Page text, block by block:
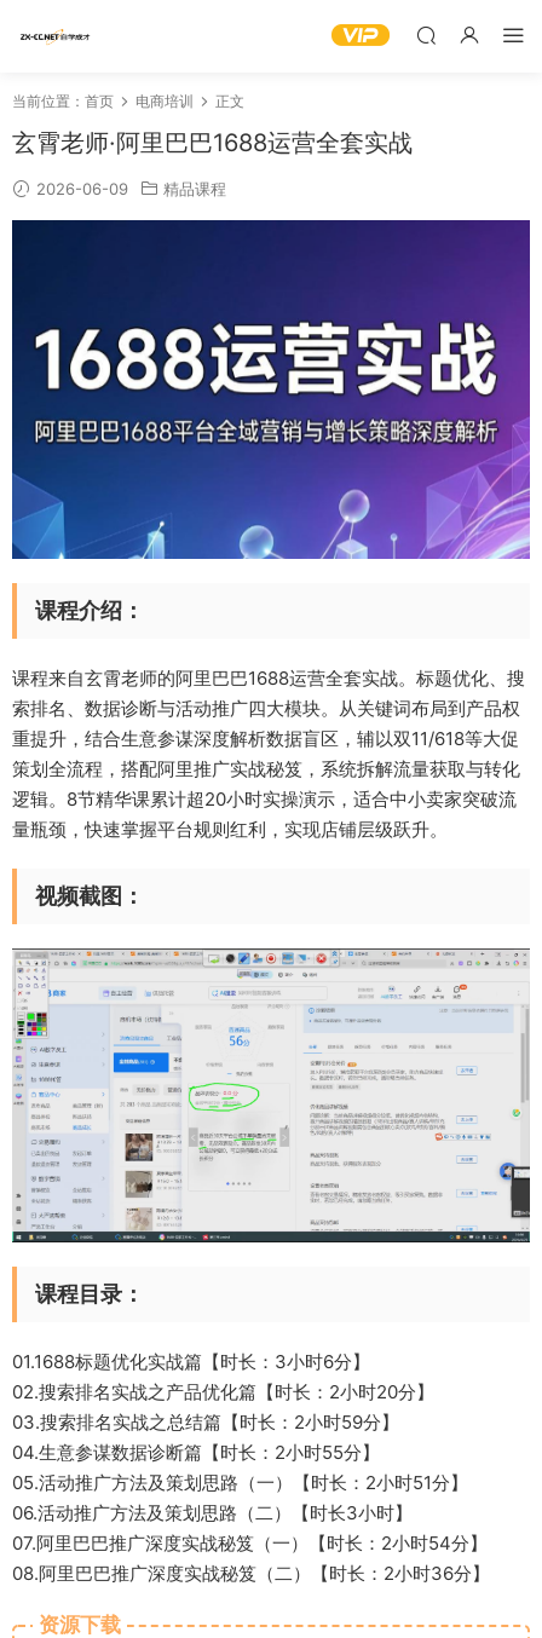
当前位置： 首页 电商培训 正文
玄霄老师·阿里巴巴1688运营全套实战
2026-06-09 精品课程
课程介绍：
课程来自玄霄老师的阿里巴巴1688运营全套实战。标题优化、搜
索排名、数据诊断与活动推广四大模块。从关键词布局到产品权
重提升，结合生意参谋深度解析数据盲区，辅以双11/618等大促
策划全流程，搭配阿里推广实战秘笈，系统拆解流量获取与转化
逻辑。8节精华课累计超20小时实操演示，适合中小卖家突破流
量瓶颈，快速掌握平台规则红利，实现店铺层级跃升。
视频截图：
课程目录：
01.1688标题优化实战篇【时长：3小时6分】
02.搜索排名实战之产品优化篇【时长：2小时20分】
03.搜索排名实战之总结篇【时长：2小时59分】
04.生意参谋数据诊断篇【时长：2小时55分】
05.活动推广方法及策划思路（一）【时长：2小时51分】
06.活动推广方法及策划思路（二）【时长3小时】
07.阿里巴巴推广深度实战秘笈（一）【时长：2小时54分】
08.阿里巴巴推广深度实战秘笈（二）【时长：2小时36分】
资源下载